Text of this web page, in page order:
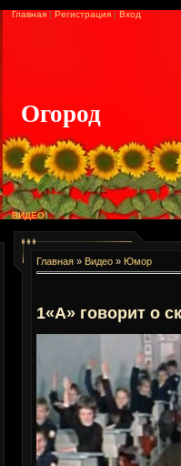
Главная | Регистрация | Вход
Огород
ВИДЕО
Главная » Видео » Юмор
1«А» говорит о